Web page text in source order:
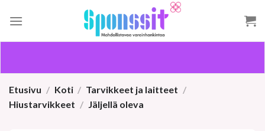
Etusivu / Koti / Tarvikkeet ja laitteet /
Hiustarvikkeet / Jäljellä oleva